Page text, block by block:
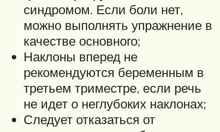
синдромом. Если боли нет,
можно выполнять упражнение в
качестве основного;
Наклоны вперед не
рекомендуются беременным в
третьем триместре, если речь
не идет о неглубоких наклонах;
Следует отказаться от